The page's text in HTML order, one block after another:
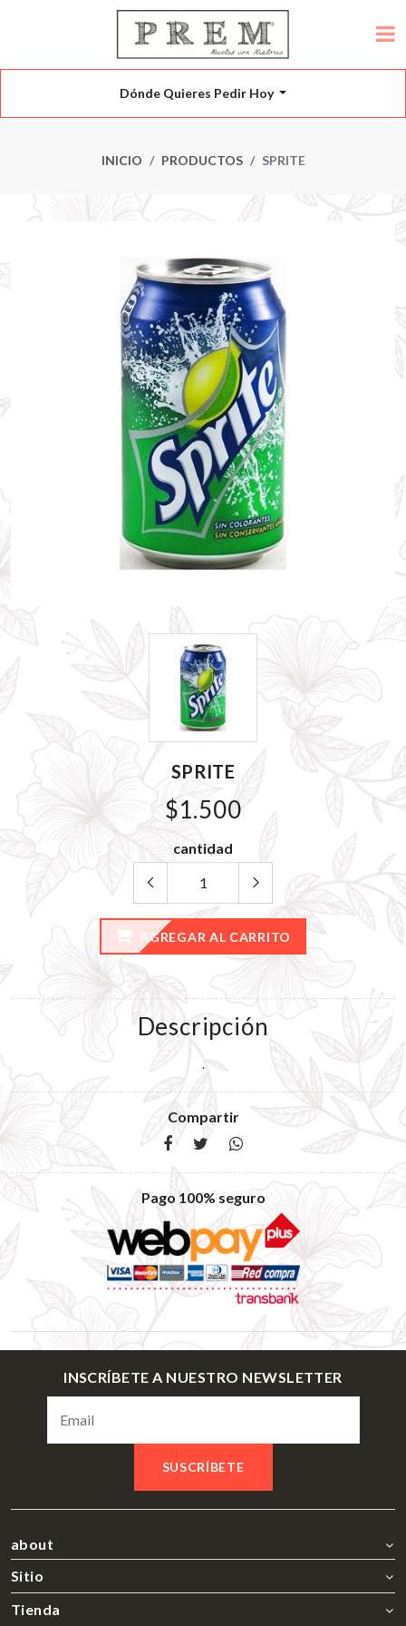
Dónde Quieres Pedir Hoy
INICIO PRODUCTOS SPRITE
SPRITE
$1.500
cantidad
AGREGAR AL CARRITO
Descripción
.
Compartir
Pago 100% seguro
INSCRÍBETE A NUESTRO NEWSLETTER
SUSCRÍBETE
about
Sitio
Tienda